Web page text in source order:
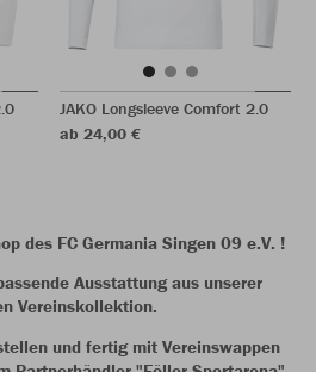
JAKO Longsleeve Comfort 2.0
ab 24,00 €
des FC Germania Singen 09 e.V. !
Ausstattung aus unserer
Vereinskollektion.
und fertig mit Vereinswappen